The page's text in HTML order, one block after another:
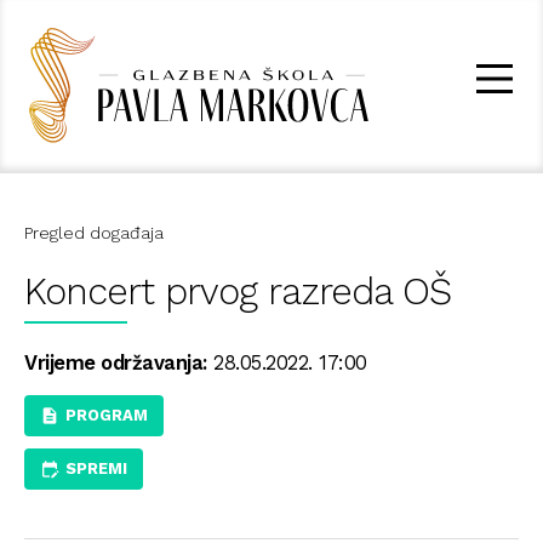
Pregled događaja
Koncert prvog razreda OŠ
Vrijeme održavanja:28.05.2022. 17:00
PROGRAM
SPREMI